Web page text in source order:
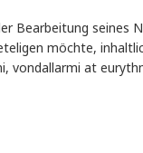
Bearbeitung seines
möchte,
vondallarmi at